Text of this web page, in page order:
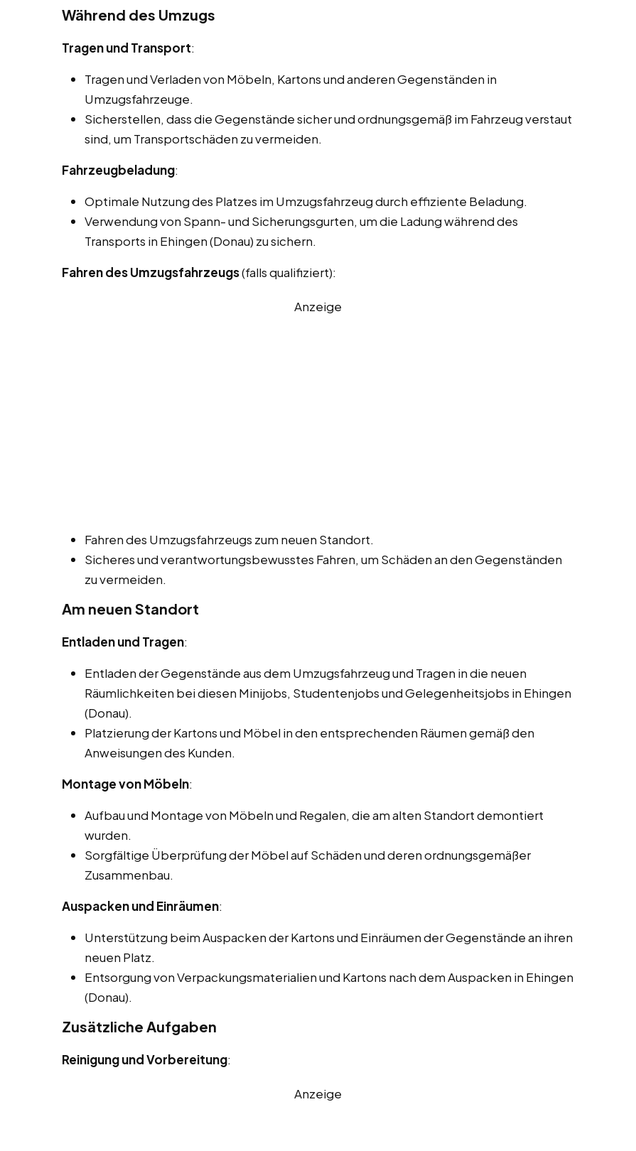
Während des Umzugs
Tragen und Transport:
Tragen und Verladen von Möbeln, Kartons und anderen Gegenständen in
Umzugsfahrzeuge.
Sicherstellen, dass die Gegenstände sicher und ordnungsgemäß im Fahrzeug verstaut
sind, um Transportschäden zu vermeiden.
Fahrzeugbeladung:
Optimale Nutzung des Platzes im Umzugsfahrzeug durch effiziente Beladung.
Verwendung von Spann- und Sicherungsgurten, um die Ladung während des
Transports in Ehingen (Donau) zu sichern.
Fahren des Umzugsfahrzeugs(falls qualifiziert):
Anzeige
Fahren des Umzugsfahrzeugs zum neuen Standort.
Sicheres und verantwortungsbewusstes Fahren, um Schäden an den Gegenständen
zu vermeiden.
Am neuen Standort
Entladen und Tragen:
Entladen der Gegenstände aus dem Umzugsfahrzeug und Tragen in die neuen
Räumlichkeiten bei diesen Minijobs, Studentenjobs und Gelegenheitsjobs in Ehingen
(Donau).
Platzierung der Kartons und Möbel in den entsprechenden Räumen gemäß den
Anweisungen des Kunden.
Montage von Möbeln:
Aufbau und Montage von Möbeln und Regalen, die am alten Standort demontiert
wurden.
Sorgfältige Überprüfung der Möbel auf Schäden und deren ordnungsgemäßer
Zusammenbau.
Auspacken und Einräumen:
Unterstützung beim Auspacken der Kartons und Einräumen der Gegenstände an ihren
neuen Platz.
Entsorgung von Verpackungsmaterialien und Kartons nach dem Auspacken in Ehingen
(Donau).
Zusätzliche Aufgaben
Reinigung und Vorbereitung:
Anzeige